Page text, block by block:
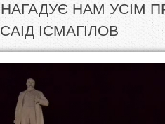
НАМ УСІМ
ІСМАГІЛОВ